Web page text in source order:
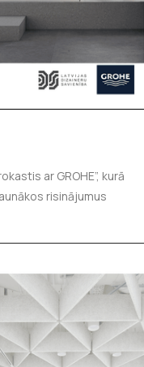
ar GROHE”, kurā
risinājumus